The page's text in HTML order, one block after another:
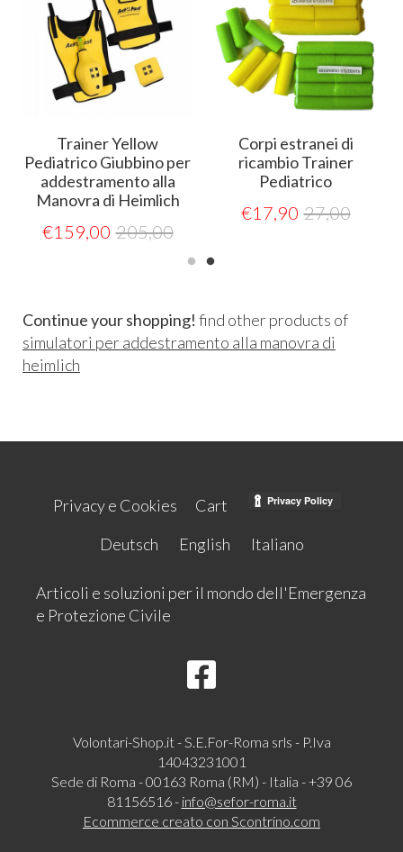
Trainer Yellow
Pediatrico Giubbino per
addestramento alla
Manovra di Heimlich
€159,00 205,00
Corpi estranei di
ricambio Trainer
Pediatrico
€17,90 27,00
Continue your shopping! find other products of
simulatori per addestramento alla manovra di
heimlich
Privacy e Cookies
Cart
Deutsch
English Italiano
Articoli e soluzioni per il mondo dell'Emergenza
e Protezione Civile
Volontari-Shop.it - S.E.For-Roma srls - P.Iva
14043231001
Sede di Roma - 00163 Roma (RM) - Italia - +39 06
81156516 - info@sefor-roma.it
Ecommerce creato con Scontrino.com